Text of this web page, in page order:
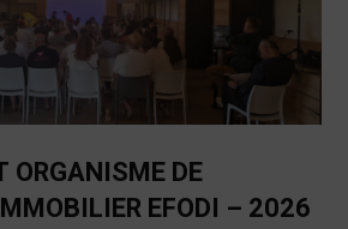
ORGANISME DE
EFODI – 2026